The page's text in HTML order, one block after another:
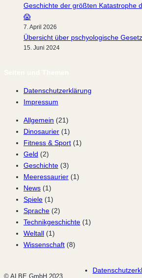
Geschichte der größten Katastrophe
😱
7. April 2026
Übersicht über pschyologische
15. Juni 2024
Datenschutzerklärung
Impressum
Allgemein (21)
Dinosaurier (1)
Fitness & Sport (1)
Geld (2)
Geschichte (3)
Meeressaurier (1)
News (1)
Spiele (1)
Sprache (2)
Technikgeschichte (1)
Weltall (1)
Wissenschaft (8)
© ALBE GmbH 2023